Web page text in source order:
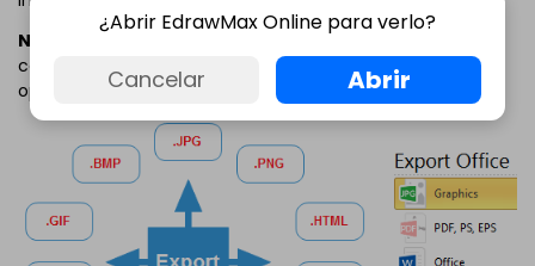
Nota:
Exporta la postal a formatos fácilmente
compartibles como JPG y Word. Edraw te da múltiples
opciones para exportar la tarjeta.
¿Abrir EdrawMax Online para verlo?
Cancelar Abrir